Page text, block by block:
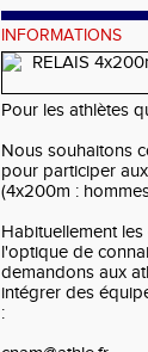
INFORMATIONS
Pour les athlètes
Nous souhaitons
pour participer
(4x200m :
Habituellement
l'optique de
demandons aux
intégrer des
: